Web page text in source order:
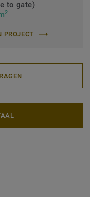
to gate)
2
PROJECT